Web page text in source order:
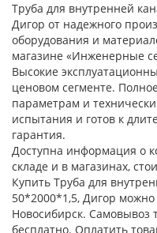
Труба для внутренней
Дигор от надежного
оборудования и
магазине «Инженерные
Высокие
ценовом сегменте.
параметрам и
испытания и готов к
гарантия.
Доступна информация о
складе и в магазинах,
Купить Труба для
50*2000*1,5, Дигор
Новосибирск. Самовывоз
бесплатно. Оплатить